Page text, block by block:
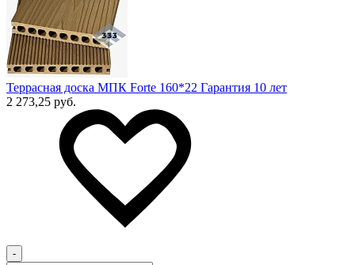
Террасная доска МПК Forte 160*22 Гарантия 10 лет
2 273,25 руб.
-